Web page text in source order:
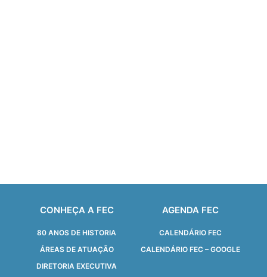
CONHEÇA A FEC
80 ANOS DE HISTORIA
ÁREAS DE ATUAÇÃO
DIRETORIA EXECUTIVA
AGENDA FEC
CALENDÁRIO FEC
CALENDÁRIO FEC – GOOGLE